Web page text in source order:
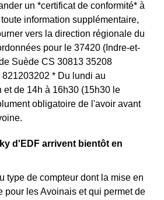
un *certificat de conformité* à
information supplémentaire,
vers la direction régionale du
pour le 37420 (Indre-et-
Suède CS 30813 35208
* Du lundi au
et de 14h à 16h30 (15h30 le
obligatoire de l'avoir avant
d'EDF arrivent bientôt en
type de compteur dont la mise en
pour les Avoinais et qui permet de